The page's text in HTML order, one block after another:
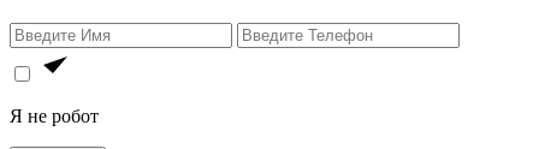
Я не робот